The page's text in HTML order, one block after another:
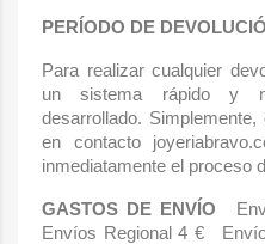
PERÍODO DE
Para realizar cualquier
un sistema rápido y
desarrollado.
en contacto
inmediatamente el proceso
GASTOS DE ENVÍO
Envíos Regional 4 €